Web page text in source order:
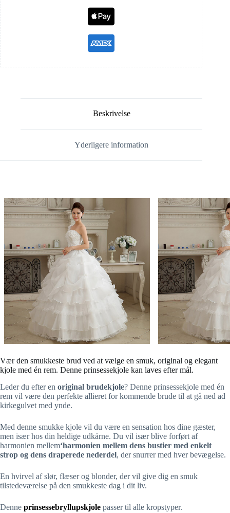
Beskrivelse
Yderligere information
Vær den smukkeste brud ved at vælge en smuk, original og elegant
kjole med én rem. Denne prinsessekjole kan laves efter mål.
Leder du efter en original brudekjole? Denne prinsessekjole med én
rem vil være den perfekte allieret for kommende brude til at gå ned ad
kirkegulvet med ynde.
Med denne smukke kjole vil du være en sensation hos dine gæster,
men især hos din heldige udkårne. Du vil især blive forført af
harmonien mellem‘harmonien mellem dens bustier med enkelt
strop og dens draperede nederdel, der snurrer med hver bevægelse.
En hvirvel af slør, flæser og blonder, der vil give dig en smuk
tilstedeværelse på den smukkeste dag i dit liv.
Denne prinsessebryllupskjole passer til alle kropstyper.